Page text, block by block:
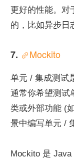
更好的性能。对
的，比如异步日
7. Mockito
单元 / 集成测试
通常你希望测试
类或外部功能 (
景中编写单元 /
Mockito 是